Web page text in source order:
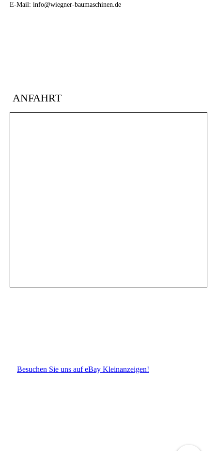
E-Mail: info@wiegner-baumaschinen.de
ANFAHRT
Besuchen Sie uns auf eBay Kleinanzeigen!